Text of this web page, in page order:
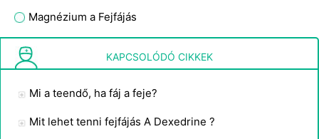
Magnézium a Fejfájás
MÁV és belső fül tünetekKAPCSOLÓDÓ CIKKEK
Mi a teendő, ha fáj a feje?
Mit lehet tenni fejfájás A Dexedrine ?